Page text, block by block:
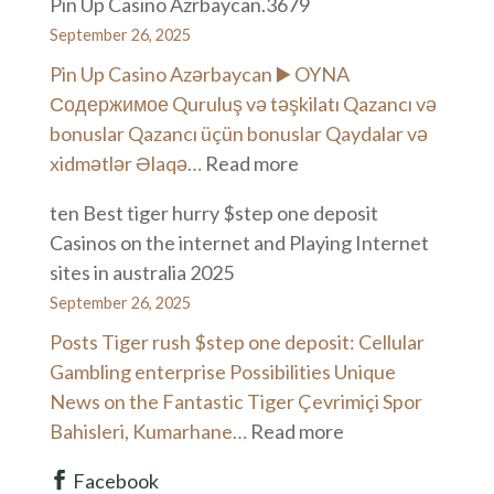
promo
Azarkeş
üçün
bonus
və
September 26, 2025
Pin Up Casino Azərbaycan ▶️ OYNA
Содержимое Quruluş və təşkilatı Qazancı və
bonuslar Qazancı üçün bonuslar Qaydalar və
xidmətlər Əlaqə… Read more:
Up
Casino
ten Best tiger hurry $step one deposit
Casinos on the internet and Playing Internet
sites in australia 2025
September 26, 2025
Posts Tiger rush $step one deposit: Cellular
Gambling enterprise Possibilities Unique
News on the Fantastic Tiger Çevrimiçi Spor
Bahisleri, Kumarhane… Read more:
Facebook